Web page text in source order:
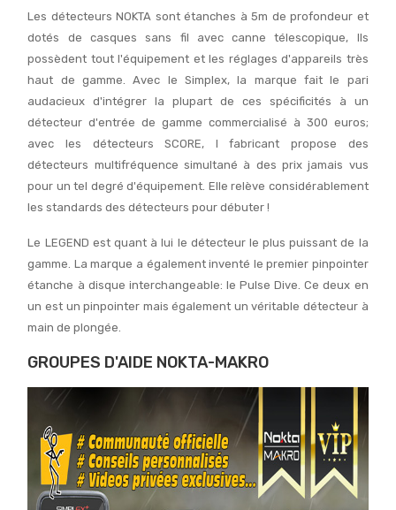
Les détecteurs NOKTA sont étanches à 5m de profondeur et
dotés de casques sans fil avec canne télescopique, Ils
possèdent tout l'équipement et les réglages d'appareils très
haut de gamme. Avec le Simplex, la marque fait le pari
audacieux d'intégrer la plupart de ces spécificités à un
détecteur d'entrée de gamme commercialisé à 300 euros;
avec les détecteurs SCORE, l fabricant propose des
détecteurs multifréquence simultané à des prix jamais vus
pour un tel degré d'équipement. Elle relève considérablement
les standards des détecteurs pour débuter !
Le LEGEND est quant à lui le détecteur le plus puissant de la
gamme. La marque a également inventé le premier pinpointer
étanche à disque interchangeable: le Pulse Dive. Ce deux en
un est un pinpointer mais également un véritable détecteur à
main de plongée.
GROUPES D'AIDE NOKTA-MAKRO